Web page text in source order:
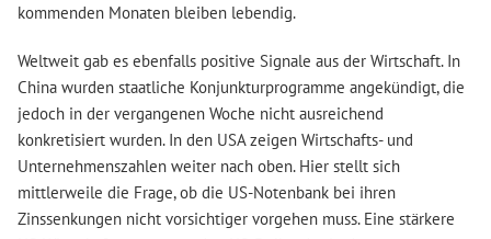
kommenden Monaten bleiben lebendig.
Weltweit gab es ebenfalls positive Signale aus der Wirtschaft. In
China wurden staatliche Konjunkturprogramme angekündigt, die
jedoch in der vergangenen Woche nicht ausreichend
konkretisiert wurden. In den USA zeigen Wirtschafts- und
Unternehmenszahlen weiter nach oben. Hier stellt sich
mittlerweile die Frage, ob die US-Notenbank bei ihren
Zinssenkungen nicht vorsichtiger vorgehen muss. Eine stärkere